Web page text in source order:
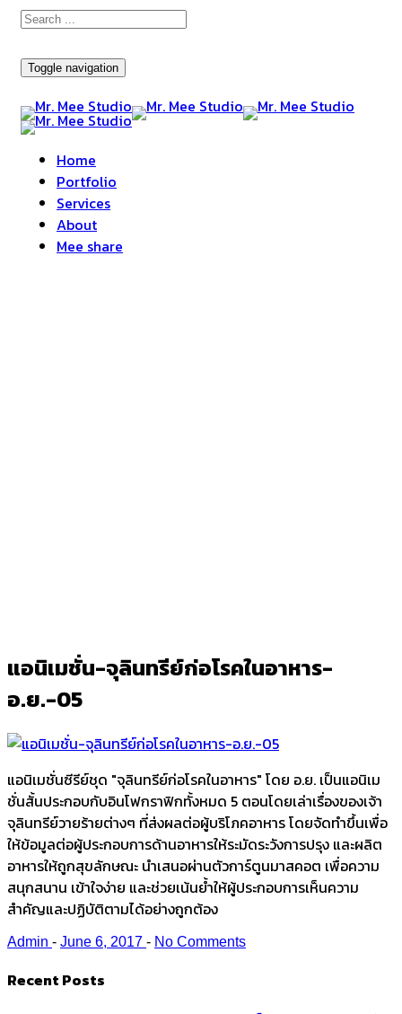
Toggle navigation
Home
Portfolio
Services
About
Mee share
แอนิเมชั่น-จุลินทรีย์ก่อโรคในอาหาร-
อ.ย.-05
แอนิเมชั่นซีรีย์ชุด "จุลินทรีย์ก่อโรคในอาหาร" โดย อ.ย. เป็นแอนิเม
ชั่นสั้นประกอบกับอินโฟกราฟิกทั้งหมด 5 ตอนโดยเล่าเรื่องของเจ้า
จุลินทรีย์วายร้ายต่างๆ ที่ส่งผลต่อผู้บริโภคอาหาร โดยจัดทำขึ้นเพื่อ
ให้ข้อมูลต่อผู้ประกอบการด้านอาหารให้ระมัดระวังการปรุง และผลิต
อาหารให้ถูกสุขลักษณะ นำเสนอผ่านตัวการ์ตูนมาสคอต เพื่อความ
สนุกสนาน เข้าใจง่าย และช่วยเน้นย้ำให้ผู้ประกอบการเห็นความ
สำคัญและปฏิบัติตามได้อย่างถูกต้อง
Admin - June 6, 2017 - No Comments
Recent Posts